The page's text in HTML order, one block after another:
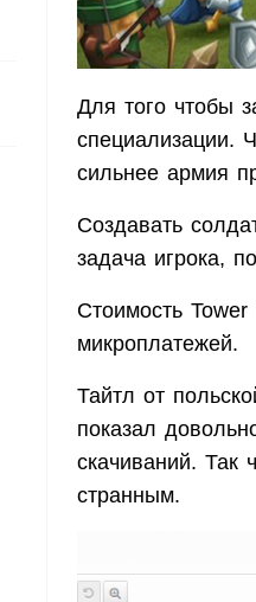
Для того чтобы
специализации.
сильнее армия
Создавать
задача игрока,
Стоимость
микроплатежей.
Тайтл от
показал
скачиваний. Так
странным.